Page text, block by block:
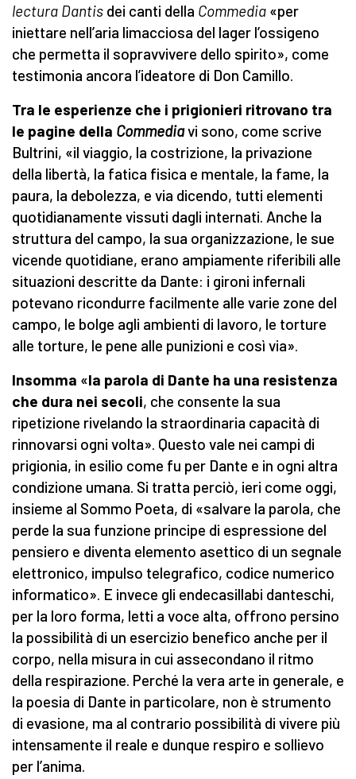
lectura Dantis dei canti della Commedia «per
iniettare nell’aria limacciosa del lager l’ossigeno
che permetta il sopravvivere dello spirito», come
testimonia ancora l’ideatore di Don Camillo.
Tra le esperienze che i prigionieri ritrovano tra
le pagine della Commediavi sono, come scrive
Bultrini, «il viaggio, la costrizione, la privazione
della libertà, la fatica fisica e mentale, la fame, la
paura, la debolezza, e via dicendo, tutti elementi
quotidianamente vissuti dagli internati. Anche la
struttura del campo, la sua organizzazione, le sue
vicende quotidiane, erano ampiamente riferibili alle
situazioni descritte da Dante: i gironi infernali
potevano ricondurre facilmente alle varie zone del
campo, le bolge agli ambienti di lavoro, le torture
alle torture, le pene alle punizioni e così via».
Insomma «la parola di Dante ha una resistenza
che dura nei secoli, che consente la sua
ripetizione rivelando la straordinaria capacità di
rinnovarsi ogni volta». Questo vale nei campi di
prigionia, in esilio come fu per Dante e in ogni altra
condizione umana. Si tratta perciò, ieri come oggi,
insieme al Sommo Poeta, di «salvare la parola, che
perde la sua funzione principe di espressione del
pensiero e diventa elemento asettico di un segnale
elettronico, impulso telegrafico, codice numerico
informatico». E invece gli endecasillabi danteschi,
per la loro forma, letti a voce alta, offrono persino
la possibilità di un esercizio benefico anche per il
corpo, nella misura in cui assecondano il ritmo
della respirazione. Perché la vera arte in generale, e
la poesia di Dante in particolare, non è strumento
di evasione, ma al contrario possibilità di vivere più
intensamente il reale e dunque respiro e sollievo
per l’anima.